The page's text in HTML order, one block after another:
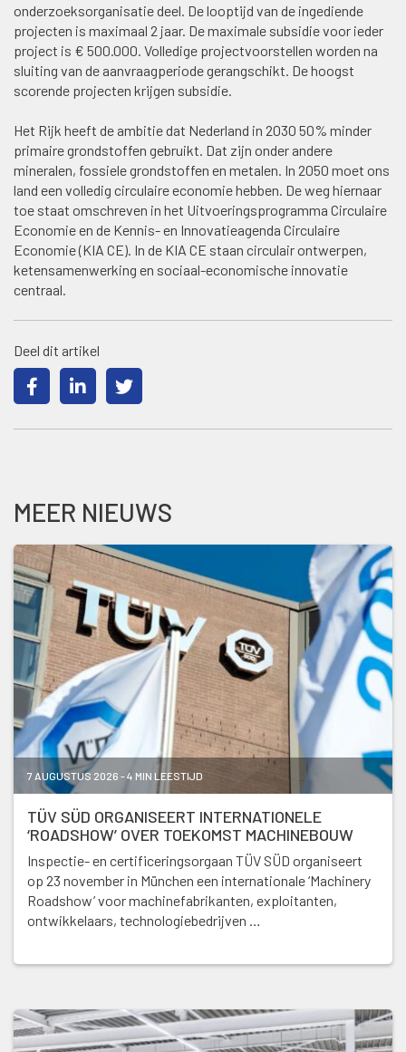
onderzoeksorganisatie deel. De looptijd van de ingediende
projecten is maximaal 2 jaar. De maximale subsidie voor ieder
project is € 500.000. Volledige projectvoorstellen worden na
sluiting van de aanvraagperiode gerangschikt. De hoogst
scorende projecten krijgen subsidie.
Het Rijk heeft de ambitie dat Nederland in 2030 50% minder
primaire grondstoffen gebruikt. Dat zijn onder andere
mineralen, fossiele grondstoffen en metalen. In 2050 moet ons
land een volledig circulaire economie hebben. De weg hiernaar
toe staat omschreven in het Uitvoeringsprogramma Circulaire
Economie en de Kennis- en Innovatieagenda Circulaire
Economie (KIA CE). In de KIA CE staan circulair ontwerpen,
ketensamenwerking en sociaal-economische innovatie
centraal.
Deel dit artikel
MEER NIEUWS
7 AUGUSTUS 2026 - 4 MIN LEESTIJD
TÜV SÜD ORGANISEERT INTERNATIONELE
‘ROADSHOW’ OVER TOEKOMST MACHINEBOUW
Inspectie- en certificeringsorgaan TÜV SÜD organiseert
op 23 november in München een internationale ‘Machinery
Roadshow’ voor machinefabrikanten, exploitanten,
ontwikkelaars, technologiebedrijven …